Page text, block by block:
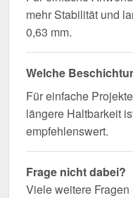
mehr Stabilität und
0,63 mm.
Welche
Für einfache
längere Haltbarkeit
empfehlenswert.
Frage nicht dabei?
Viele weitere